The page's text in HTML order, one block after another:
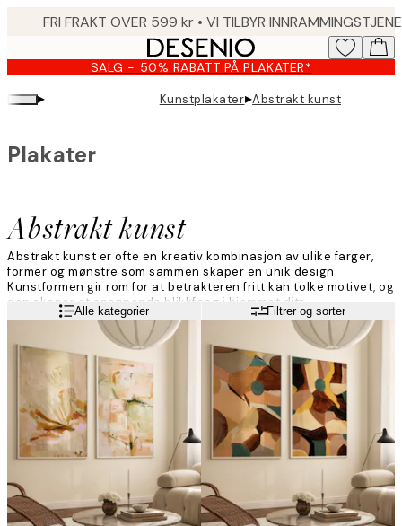
content.
SALG - 50% RABATT PÅ PLAKATER*
▸ Kunstplakater▸Abstrakt kunst
Abstrakt kunst
Plakater
Abstrakt kunst er ofte en kreativ kombinasjon av ulike farger,
former og mønstre som sammen skaper en unik design.
Kunstformen gir rom for at betrakteren fritt kan tolke motivet, og
den skaper et spennende blikkfang i hjemmet ditt.
Alle kategorier Filtrer og sorter